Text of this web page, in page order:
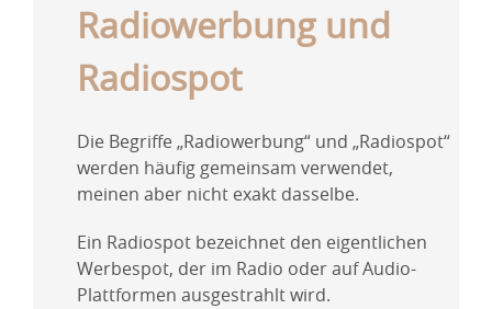
Radiowerbung und
Radiospot
Die Begriffe „Radiowerbung“ und „Radiospot“
werden häufig gemeinsam verwendet,
meinen aber nicht exakt dasselbe.
Ein Radiospot bezeichnet den eigentlichen
Werbespot, der im Radio oder auf Audio-
Plattformen ausgestrahlt wird.